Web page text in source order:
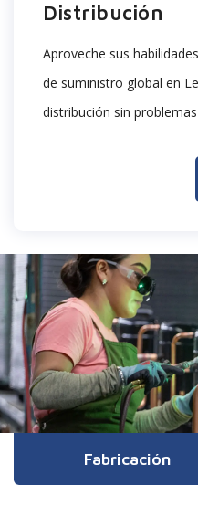
Distribución
Aproveche sus
de suministro global en
distribución sin
Fabricación